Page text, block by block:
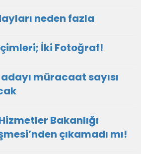
neden fazla
İki Fotoğraf!
müracaat sayısı
Bakanlığı
çıkamadı mı!